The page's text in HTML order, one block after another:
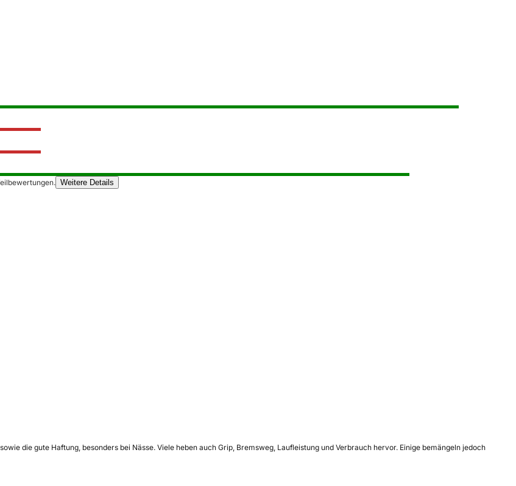
Weitere Details
die gute Haftung, besonders bei Nässe. Viele heben auch Grip, Bremsweg, Laufleistung und Verbrauch hervor. Einige bemängeln jedoch